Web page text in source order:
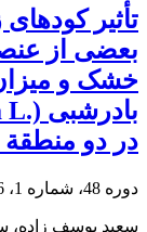
تأثیر
بعضی از
خشک و
در دو منطقة
دوره 48، شماره 1، 1396، صفحه
سعید یوسف زاده،